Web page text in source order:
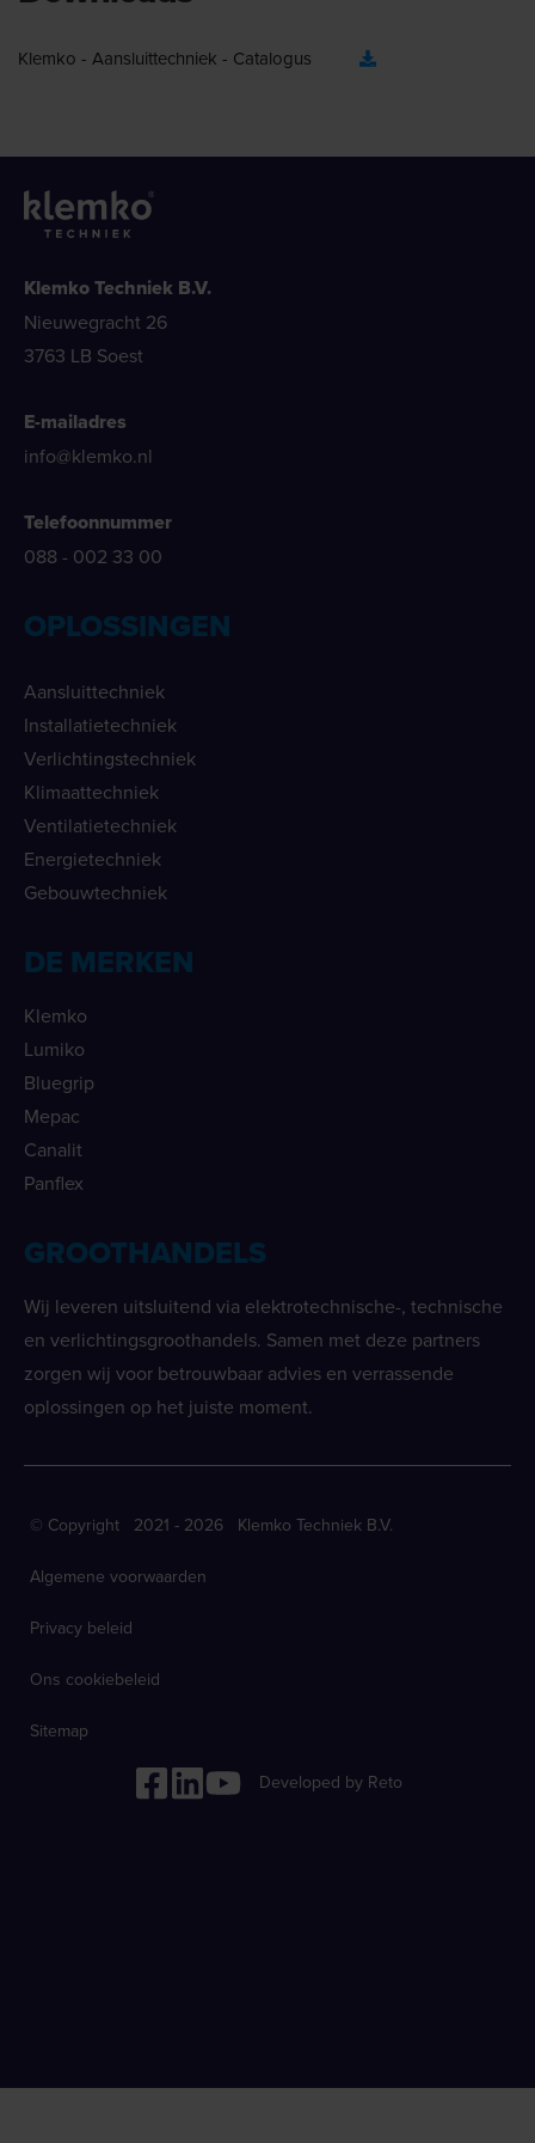
Klemko - Aansluittechniek - Catalogus
Klemko Techniek B.V.
Nieuwegracht 26
3763 LB Soest
E-mailadres
info@klemko.nl
Telefoonnummer
088 - 002 33 00
OPLOSSINGEN
Aansluittechniek
Installatietechniek
Verlichtingstechniek
Klimaattechniek
Ventilatietechniek
Energietechniek
Gebouwtechniek
DE MERKEN
Klemko
Lumiko
Bluegrip
Mepac
Canalit
Panflex
GROOTHANDELS
Wij leveren uitsluitend via elektrotechnische-, technische
en verlichtingsgroothandels. Samen met deze partners
zorgen wij voor betrouwbaar advies en verrassende
oplossingen op het juiste moment.
© Copyright 2021 - 2026 Klemko Techniek B.V.
Algemene voorwaarden
Privacy beleid
Ons cookiebeleid
Sitemap
Developed by Reto